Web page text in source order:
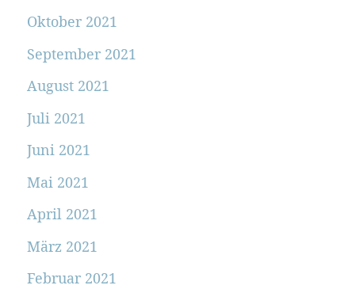
Oktober 2021
September 2021
August 2021
Juli 2021
Juni 2021
Mai 2021
April 2021
März 2021
Februar 2021